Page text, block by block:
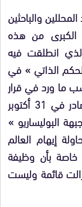
والباحثين
الكبرى من هذه
انطلقت فيه
الذاتي » في
ما ورد في قرار
مجلس الأمن التاريخي 2797 الصادر في 31 أكتوبر
البوليساريو »
إيهام العالم
خاصة بأن وظيفة
قائمة وليست